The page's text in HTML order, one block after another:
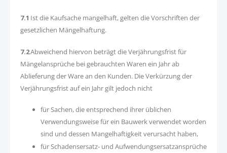
7.1 Ist die Kaufsache mangelhaft, gelten die Vorschriften der
gesetzlichen Mängelhaftung.
7.2Abweichend hiervon beträgt die Verjährungsfrist für
Mängelansprüche bei gebrauchten Waren ein Jahr ab
Ablieferung der Ware an den Kunden. Die Verkürzung der
Verjährungsfrist auf ein Jahr gilt jedoch nicht
für Sachen, die entsprechend ihrer üblichen
Verwendungsweise für ein Bauwerk verwendet worden
sind und dessen Mangelhaftigkeit verursacht haben,
für Schadensersatz- und Aufwendungsersatzansprüche